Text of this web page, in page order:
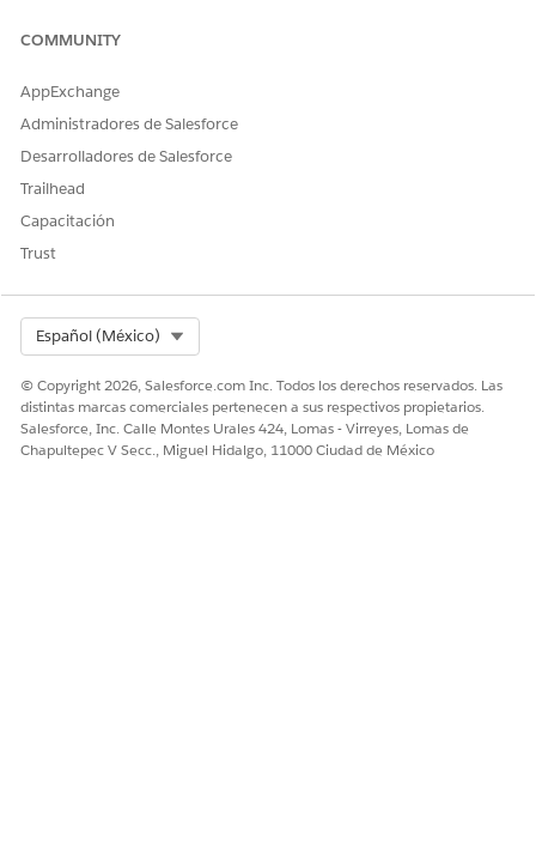
¿RESOLVIÓ ESTE ARTÍCULO SU PROBLEMA?
Sí
COMMUNITY
AppExchange
Administradores de Salesforce
Desarrolladores de Salesforce
Trailhead
Capacitación
Trust
Español (México)
© Copyright 2026, Salesforce.com Inc. Todos los derechos reservados. Las
distintas marcas comerciales pertenecen a sus respectivos propietarios.
Salesforce, Inc. Calle Montes Urales 424, Lomas - Virreyes, Lomas de
Chapultepec V Secc., Miguel Hidalgo, 11000 Ciudad de México